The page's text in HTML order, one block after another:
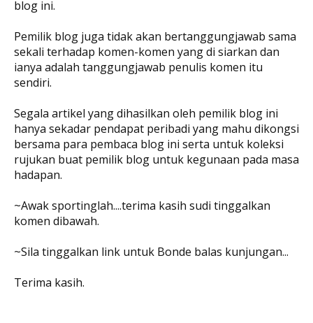
blog ini.
Pemilik blog juga tidak akan bertanggungjawab sama
sekali terhadap komen-komen yang di siarkan dan
ianya adalah tanggungjawab penulis komen itu
sendiri.
Segala artikel yang dihasilkan oleh pemilik blog ini
hanya sekadar pendapat peribadi yang mahu dikongsi
bersama para pembaca blog ini serta untuk koleksi
rujukan buat pemilik blog untuk kegunaan pada masa
hadapan.
~Awak sportinglah....terima kasih sudi tinggalkan
komen dibawah.
~Sila tinggalkan link untuk Bonde balas kunjungan...
Terima kasih.